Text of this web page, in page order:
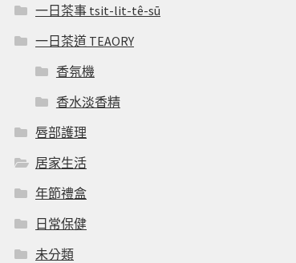
一日茶事 tsit-lit-tê-sū
一日茶道 TEAORY
香氛機
香水淡香精
唇部護理
居家生活
年節禮盒
日常保健
未分類